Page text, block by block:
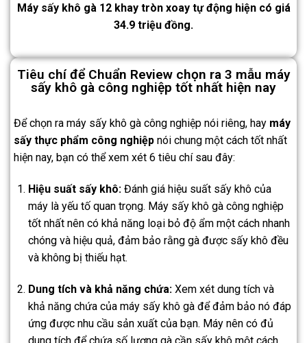
Máy sấy khô gà 12 khay tròn xoay tự động hiện có giá
34.9 triệu đồng.
Tiêu chí để Chuẩn Review chọn ra 3 mẫu máy
sấy khô gà công nghiệp tốt nhất hiện nay
Để chọn ra máy sấy khô gà công nghiệp nói riêng, hay máy
sấy thực phẩm công nghiệp nói chung một cách tốt nhất
hiện nay, bạn có thể xem xét 6 tiêu chí sau đây:
Hiệu suất sấy khô:Đánh giá hiệu suất sấy khô của
máy là yếu tố quan trọng. Máy sấy khô gà công nghiệp
tốt nhất nên có khả năng loại bỏ độ ẩm một cách nhanh
chóng và hiệu quả, đảm bảo rằng gà được sấy khô đều
và không bị thiếu hạt.
Dung tích và khả năng chứa:Xem xét dung tích và
khả năng chứa của máy sấy khô gà để đảm bảo nó đáp
ứng được nhu cầu sản xuất của bạn. Máy nên có đủ